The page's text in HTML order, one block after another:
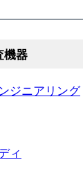
機器
ジニアリング
ィ